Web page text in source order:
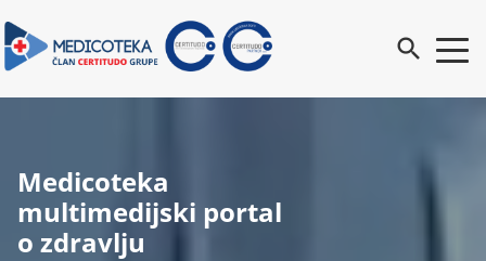
search
Medicoteka
multimedijski portal
o zdravlju